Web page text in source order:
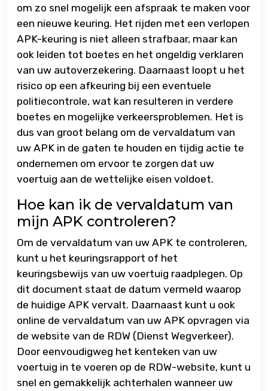
om zo snel mogelijk een afspraak te maken voor
een nieuwe keuring. Het rijden met een verlopen
APK-keuring is niet alleen strafbaar, maar kan
ook leiden tot boetes en het ongeldig verklaren
van uw autoverzekering. Daarnaast loopt u het
risico op een afkeuring bij een eventuele
politiecontrole, wat kan resulteren in verdere
boetes en mogelijke verkeersproblemen. Het is
dus van groot belang om de vervaldatum van
uw APK in de gaten te houden en tijdig actie te
ondernemen om ervoor te zorgen dat uw
voertuig aan de wettelijke eisen voldoet.
Hoe kan ik de vervaldatum van
mijn APK controleren?
Om de vervaldatum van uw APK te controleren,
kunt u het keuringsrapport of het
keuringsbewijs van uw voertuig raadplegen. Op
dit document staat de datum vermeld waarop
de huidige APK vervalt. Daarnaast kunt u ook
online de vervaldatum van uw APK opvragen via
de website van de RDW (Dienst Wegverkeer).
Door eenvoudigweg het kenteken van uw
voertuig in te voeren op de RDW-website, kunt u
snel en gemakkelijk achterhalen wanneer uw